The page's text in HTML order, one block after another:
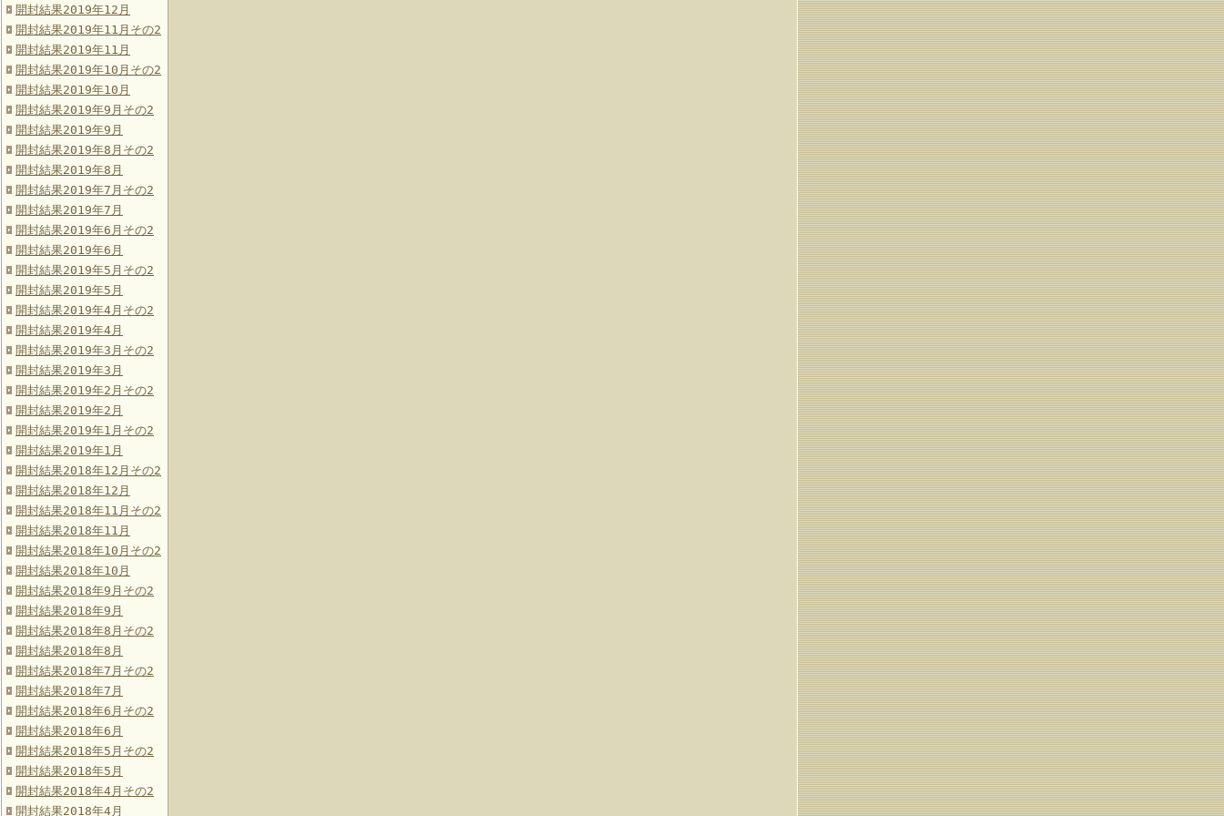
開封結果2019年12月
開封結果2019年11月その2
開封結果2019年11月
開封結果2019年10月その2
開封結果2019年10月
開封結果2019年9月その2
開封結果2019年9月
開封結果2019年8月その2
開封結果2019年8月
開封結果2019年7月その2
開封結果2019年7月
開封結果2019年6月その2
開封結果2019年6月
開封結果2019年5月その2
開封結果2019年5月
開封結果2019年4月その2
開封結果2019年4月
開封結果2019年3月その2
開封結果2019年3月
開封結果2019年2月その2
開封結果2019年2月
開封結果2019年1月その2
開封結果2019年1月
開封結果2018年12月その2
開封結果2018年12月
開封結果2018年11月その2
開封結果2018年11月
開封結果2018年10月その2
開封結果2018年10月
開封結果2018年9月その2
開封結果2018年9月
開封結果2018年8月その2
開封結果2018年8月
開封結果2018年7月その2
開封結果2018年7月
開封結果2018年6月その2
開封結果2018年6月
開封結果2018年5月その2
開封結果2018年5月
開封結果2018年4月その2
開封結果2018年4月